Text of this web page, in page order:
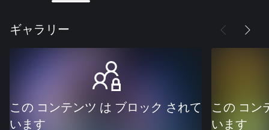
ギャラリー
この コンテンツ は ブロック されて
います
この コン
います